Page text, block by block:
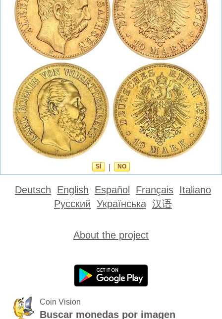
SÍ NO
Deutsch English Español Français Italiano
Русский Українська 汉语
About the project
Coin Vision
Buscar monedas por imagen